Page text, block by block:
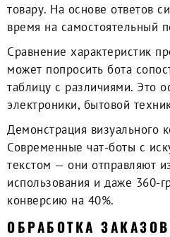
товару. На основе ответов
время на самостоятельный
Сравнение характеристик
может попросить бота
таблицу с различиями. Это
электроники, бытовой
Демонстрация визуального
Современные чат-боты с
текстом — они отправляют
использования и даже 360-
конверсию на 40%.
ОБРАБОТКА